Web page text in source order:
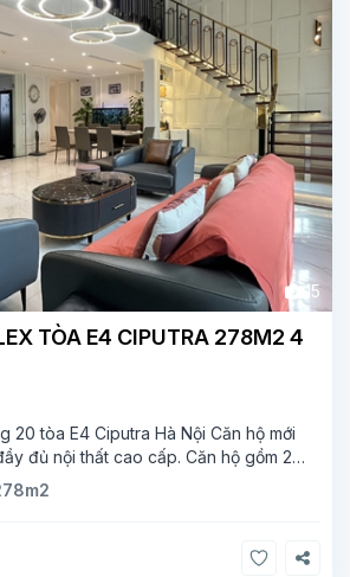
15
TÒA E4 CIPUTRA 278M2 4
20 tòa E4 Ciputra Hà Nội Căn hộ mới
đủ nội thất cao cấp. Căn hộ gồm 2
bao gồm phòng khách, phòng ăn,
ngủ,